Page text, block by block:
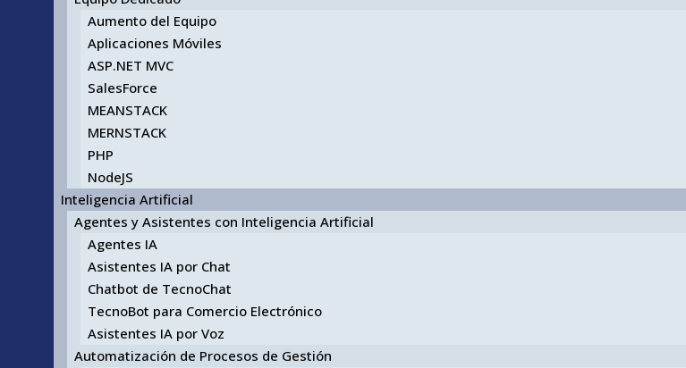
Aumento del Equipo
Aplicaciones Móviles
ASP.NET MVC
SalesForce
MEANSTACK
MERNSTACK
PHP
NodeJS
Inteligencia Artificial
Agentes y Asistentes con Inteligencia Artificial
Agentes IA
Asistentes IA por Chat
Chatbot de TecnoChat
TecnoBot para Comercio Electrónico
Asistentes IA por Voz
Automatización de Procesos de Gestión